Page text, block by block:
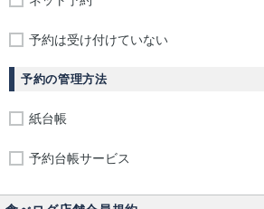
予約は受け付けていない
予約の管理方法
紙台帳
予約台帳サービス